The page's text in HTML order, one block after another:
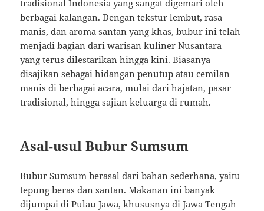
tradisional Indonesia yang sangat digemari oleh
berbagai kalangan. Dengan tekstur lembut, rasa
manis, dan aroma santan yang khas, bubur ini telah
menjadi bagian dari warisan kuliner Nusantara
yang terus dilestarikan hingga kini. Biasanya
disajikan sebagai hidangan penutup atau cemilan
manis di berbagai acara, mulai dari hajatan, pasar
tradisional, hingga sajian keluarga di rumah.
Asal-usul Bubur Sumsum
Bubur Sumsum berasal dari bahan sederhana, yaitu
tepung beras dan santan. Makanan ini banyak
dijumpai di Pulau Jawa, khususnya di Jawa Tengah